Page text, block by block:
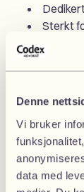
Denne
Vi bruker
data med
Sterkt
Se alle våre
Honorar